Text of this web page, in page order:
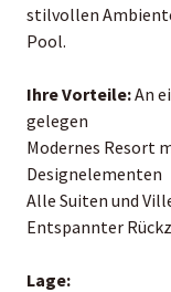
stilvollen
Pool.
Ihre Vorteile:An
gelegen
Modernes Resort
Designelementen
Alle Suiten und
Entspannter
Lage: